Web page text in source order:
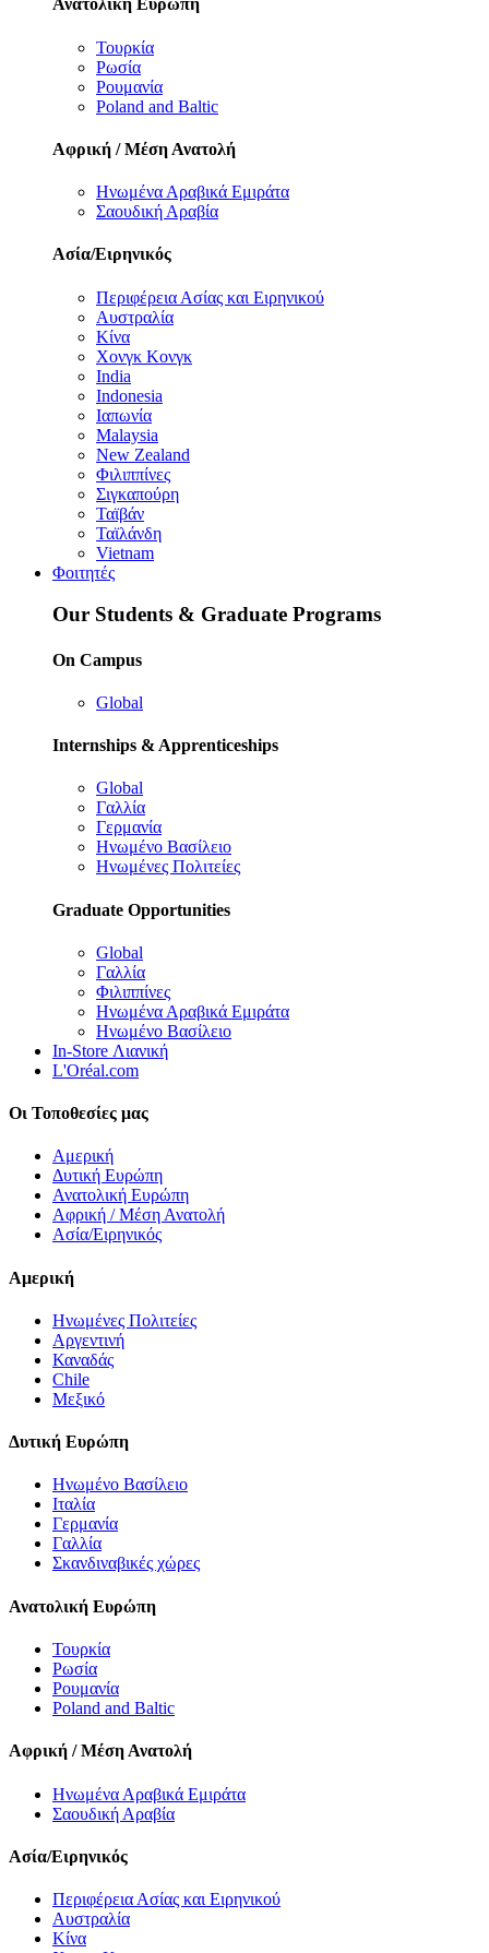
Ανατολική Ευρώπη
Τουρκία
Ρωσία
Ρουμανία
Poland and Baltic
Αφρική / Μέση Ανατολή
Ηνωμένα Αραβικά Εμιράτα
Σαουδική Αραβία
Ασία/Ειρηνικός
Περιφέρεια Ασίας και Ειρηνικού
Αυστραλία
Κίνα
Χονγκ Κονγκ
India
Indonesia
Ιαπωνία
Malaysia
New Zealand
Φιλιππίνες
Σιγκαπούρη
Ταϊβάν
Ταϊλάνδη
Vietnam
Φοιτητές
Our Students & Graduate Programs
On Campus
Global
Internships & Apprenticeships
Global
Γαλλία
Γερμανία
Ηνωμένο Βασίλειο
Ηνωμένες Πολιτείες
Graduate Opportunities
Global
Γαλλία
Φιλιππίνες
Ηνωμένα Αραβικά Εμιράτα
Ηνωμένο Βασίλειο
In-Store Λιανική
L'Oréal.com
Οι Τοποθεσίες μας
Αμερική
Δυτική Ευρώπη
Ανατολική Ευρώπη
Αφρική / Μέση Ανατολή
Ασία/Ειρηνικός
Αμερική
Ηνωμένες Πολιτείες
Αργεντινή
Καναδάς
Chile
Μεξικό
Δυτική Ευρώπη
Ηνωμένο Βασίλειο
Ιταλία
Γερμανία
Γαλλία
Σκανδιναβικές χώρες
Ανατολική Ευρώπη
Τουρκία
Ρωσία
Ρουμανία
Poland and Baltic
Αφρική / Μέση Ανατολή
Ηνωμένα Αραβικά Εμιράτα
Σαουδική Αραβία
Ασία/Ειρηνικός
Περιφέρεια Ασίας και Ειρηνικού
Αυστραλία
Κίνα